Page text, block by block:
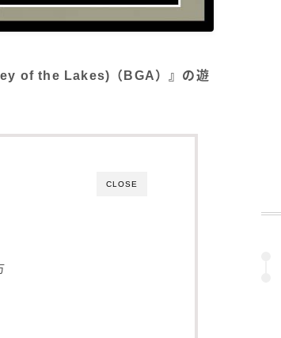
of the Lakes)（BGA）』の遊
CLOSE